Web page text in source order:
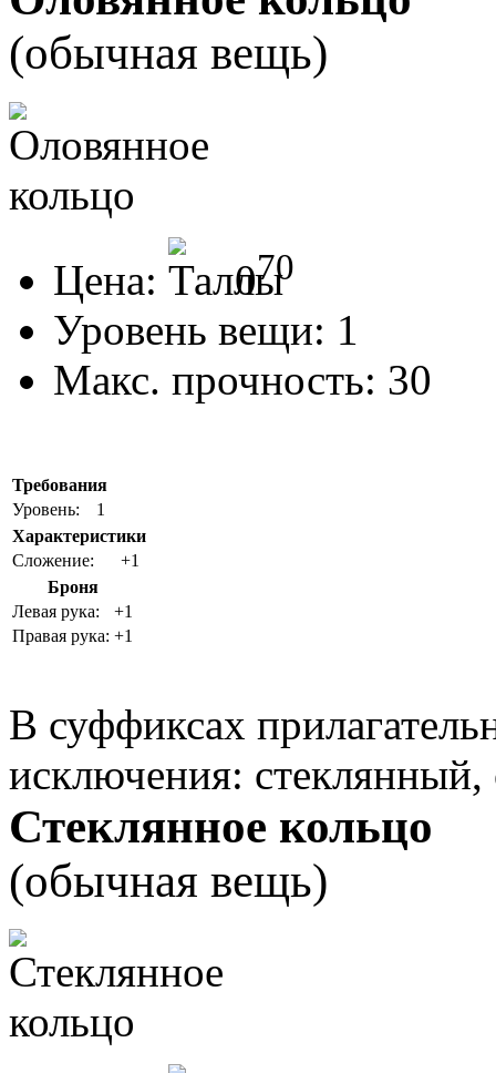
(обычная вещь)
Цена: 070
Уровень вещи: 1
Макс. прочность: 30
Требования
Уровень:
1
Характеристики
Сложение:
+1
Броня
Левая рука:
+1
Правая рука: +1
В суффиксах
исключения:
Стеклянное кольцо
(обычная вещь)